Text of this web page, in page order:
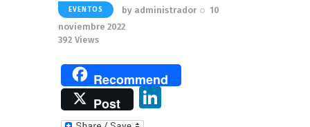
EVENTOS by administrador
10
noviembre 2022
392 Views
Recommend
Post